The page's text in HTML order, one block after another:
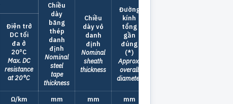
Chiều
dày
băng
thép
danh
định
Nominal
steel
tape
thickness
Chiều
dày vỏ
danh
định
Nominal
sheath
thickness
Đường
kính
tổng
gần
đúng
(*)
Approx.
overall
diameter
Điện trở
DC tối
đa ở
20°C
Max. DC
resistance
at 20°C
Ω/km mm mm mm